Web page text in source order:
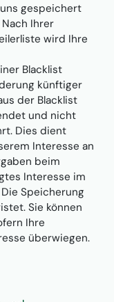
gespeichert
Ihrer
wird Ihre
Blacklist
künftiger
der Blacklist
und nicht
Dies dient
Interesse an
beim
Interesse im
Die Speicherung
Sie können
Ihre
überwiegen.